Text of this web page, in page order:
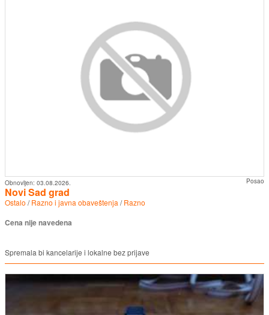
Posao
Obnovljen: 03.08.2026.
Novi Sad grad
Ostalo /Razno i javna obaveštenja /Razno
Cena nije navedena
Spremala bi kancelarije i lokalne bez prijave